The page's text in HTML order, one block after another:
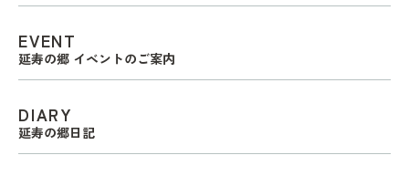
EVENT
延寿の郷 イベントのご案内
DIARY
延寿の郷日記